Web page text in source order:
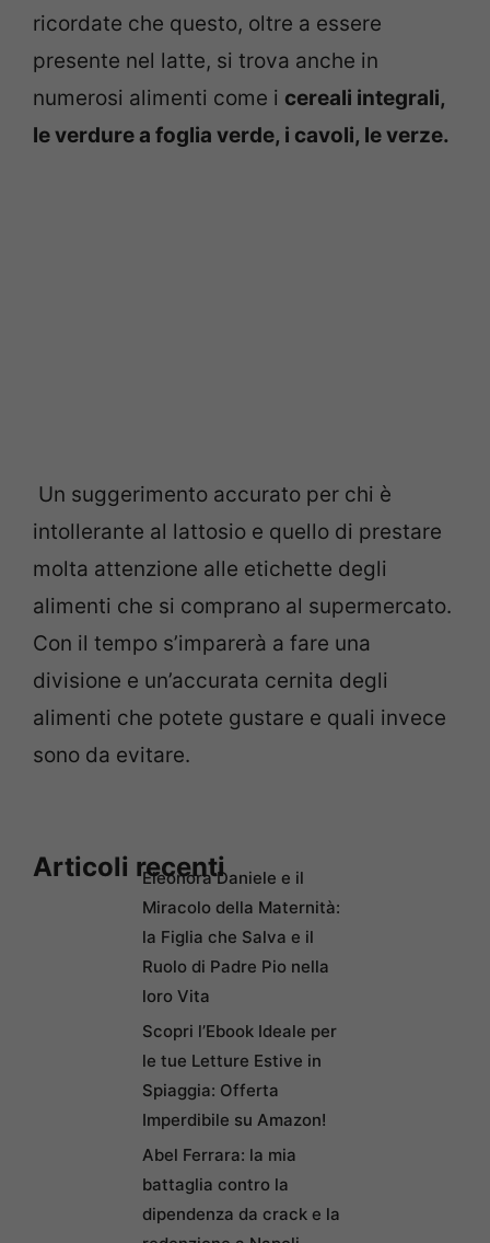
ricordate che questo, oltre a essere
presente nel latte, si trova anche in
numerosi alimenti come i cereali integrali,
le verdure a foglia verde, i cavoli, le verze.
Un suggerimento accurato per chi è
intollerante al lattosio e quello di prestare
molta attenzione alle etichette degli
alimenti che si comprano al supermercato.
Con il tempo s’imparerà a fare una
divisione e un’accurata cernita degli
alimenti che potete gustare e quali invece
sono da evitare.
Articoli recentiEleonora Daniele e il
Miracolo della Maternità:
la Figlia che Salva e il
Ruolo di Padre Pio nella
loro Vita
Scopri l’Ebook Ideale per
le tue Letture Estive in
Spiaggia: Offerta
Imperdibile su Amazon!
Abel Ferrara: la mia
battaglia contro la
dipendenza da crack e la